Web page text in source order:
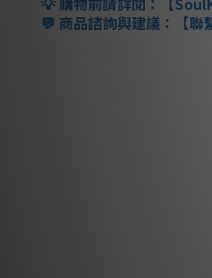
💡
💬 商品諮詢與建議：【聯